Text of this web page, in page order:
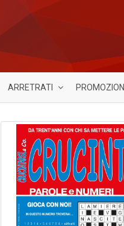
ARRETRATI PROMOZIONI